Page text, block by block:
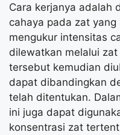
Cara kerjanya adalah
cahaya pada zat
mengukur intensitas
dilewatkan melalui
tersebut kemudian
dapat dibandingkan
telah ditentukan.
ini juga dapat
konsentrasi zat